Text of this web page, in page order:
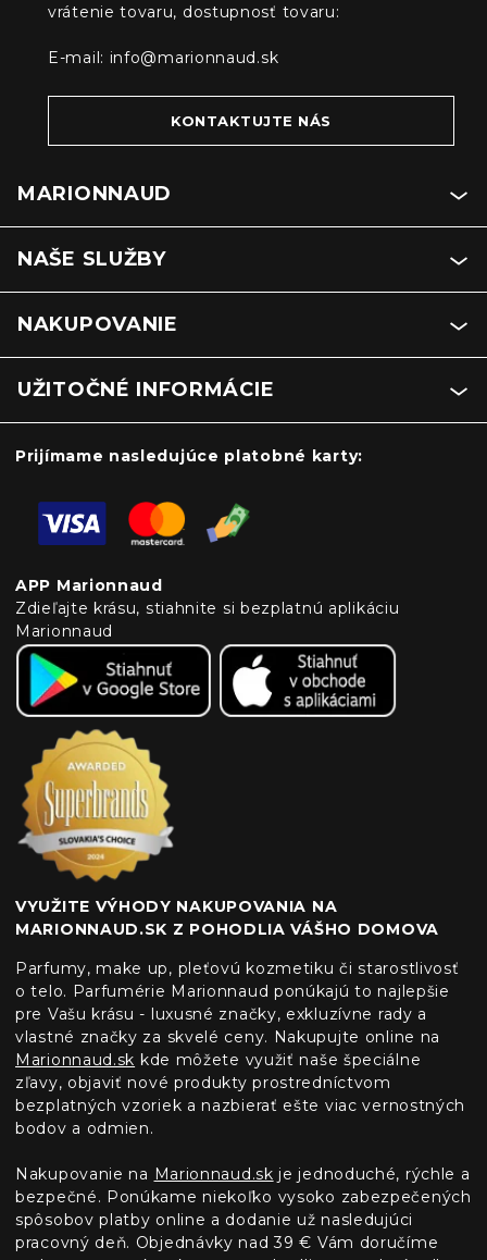
vrátenie tovaru, dostupnosť tovaru:
E-mail: info@marionnaud.sk
KONTAKTUJTE NÁS
MARIONNAUD
NAŠE SLUŽBY
NAKUPOVANIE
UŽITOČNÉ INFORMÁCIE
Prijímame nasledujúce platobné karty:
APP Marionnaud
Zdieľajte krásu, stiahnite si bezplatnú aplikáciu
Marionnaud
VYUŽITE VÝHODY NAKUPOVANIA NA
MARIONNAUD.SK Z POHODLIA VÁŠHO DOMOVA
Parfumy, make up, pleťovú kozmetiku či starostlivosť
o telo. Parfumérie Marionnaud ponúkajú to najlepšie
pre Vašu krásu - luxusné značky, exkluzívne rady a
vlastné značky za skvelé ceny. Nakupujte online na
Marionnaud.sk kde môžete využiť naše špeciálne
zľavy, objaviť nové produkty prostredníctvom
bezplatných vzoriek a nazbierať ešte viac vernostných
bodov a odmien.
Nakupovanie na Marionnaud.sk je jednoduché, rýchle a
bezpečné. Ponúkame niekoľko vysoko zabezpečených
spôsobov platby online a dodanie už nasledujúci
pracovný deň. Objednávky nad 39 € Vám doručíme